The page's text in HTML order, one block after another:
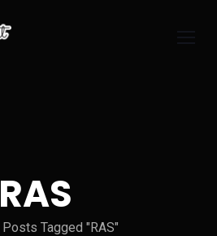
RAS
Posts Tagged "RAS"